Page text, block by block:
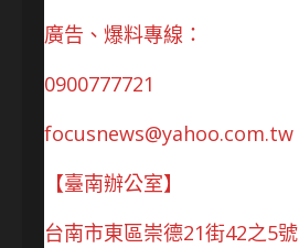
廣告、爆料專線：
0900777721
focusnews@yahoo.com.tw
【臺南辦公室】
台南市東區崇德21街42之5號